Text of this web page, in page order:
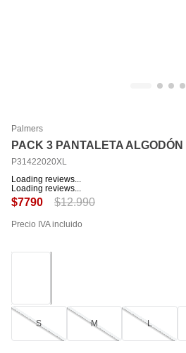
Palmers
PACK 3 PANTALETA
P31422020XL
Loading reviews...
Loading reviews...
$7790 $12.990
Precio IVA incluido
S M L